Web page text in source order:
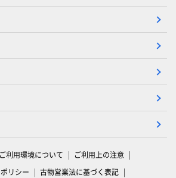
ご利用環境について
ご利用上の注意
リシー
古物営業法に基づく表記